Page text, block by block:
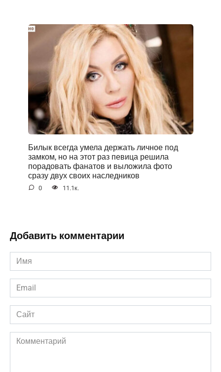
Билык всегда умела держать личное под
замком, но на этот раз певица решила
порадовать фанатов и выложила фото
сразу двух своих наследников
0 11.1к.
Добавить комментарии
Имя
*
Email
*
Сайт
Комментарий